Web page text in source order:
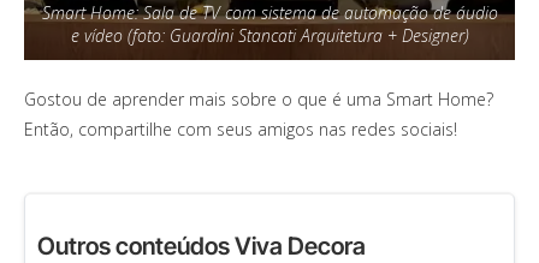
Smart Home: Sala de TV com sistema de automação de áudio
e vídeo (foto: Guardini Stancati Arquitetura + Designer)
Gostou de aprender mais sobre o que é uma Smart Home?
Então, compartilhe com seus amigos nas redes sociais!
Outros conteúdos Viva Decora